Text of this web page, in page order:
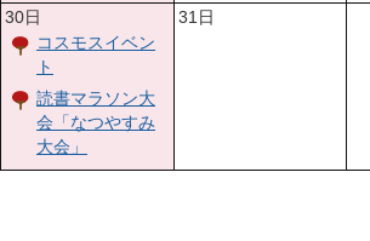
30日
コスモスイベン
ト
読書マラソン大
会「なつやすみ
大会」
31日